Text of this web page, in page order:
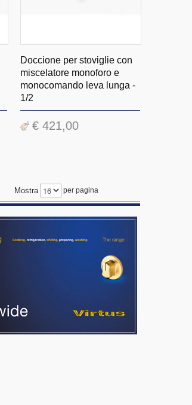
Doccione per stoviglie con
miscelatore monoforo e
monocomando leva lunga -
1/2
€ 421,00
Mostra per pagina